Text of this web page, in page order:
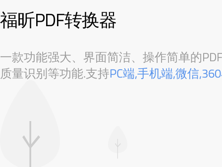
福昕PDF转换器
一款功能强大、界面简洁、操作简单的
质量识别等功能.支持PC端,手机端,微信